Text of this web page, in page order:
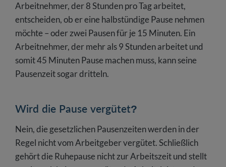
Arbeitnehmer, der 8 Stunden pro Tag arbeitet,
entscheiden, ob er eine halbstündige Pause nehmen
möchte – oder zwei Pausen für je 15 Minuten. Ein
Arbeitnehmer, der mehr als 9 Stunden arbeitet und
somit 45 Minuten Pause machen muss, kann seine
Pausenzeit sogar dritteln.
Wird die Pause vergütet?
Nein, die gesetzlichen Pausenzeiten werden in der
Regel nicht vom Arbeitgeber vergütet. Schließlich
gehört die Ruhepause nicht zur Arbeitszeit und stellt